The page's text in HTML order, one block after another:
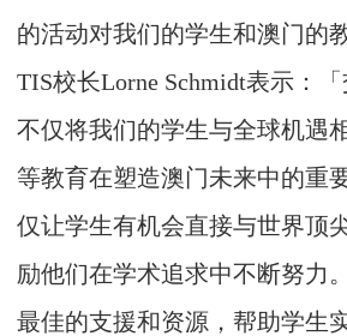
的活动对我们的学生和澳门的
TIS校长Lorne Schmidt表示：
不仅将我们的学生与全球机遇
等教育在塑造澳门未来中的重
仅让学生有机会直接与世界顶
励他们在学术追求中不断努力
最佳的支援和资源，帮助学生